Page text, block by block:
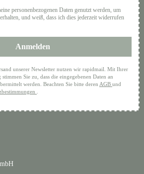
personenbezogenen Daten genutzt werden, um
und weiß, dass ich dies jederzeit widerrufen
Anmelden
unserer Newsletter nutzen wir rapidmail. Mit Ihrer
Sie zu, dass die eingegebenen Daten an
werden. Beachten Sie bitte deren AGB und